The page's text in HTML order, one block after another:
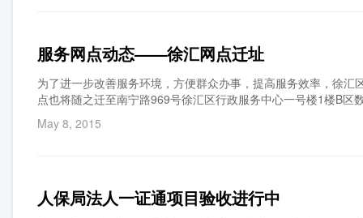
服务网点动态——徐汇网点迁址
为了进一步改善服务环境，方便群众办事，提高服务效率，徐
点也将随之迁至南宁路969号徐汇区行政服务中心一号楼1楼B区
May 8, 2015
人保局法人一证通项目验收进行中